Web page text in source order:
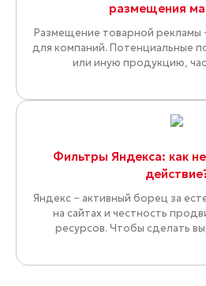
размещения
Размещение товарной рекламы
для компаний. Потенциальные
или иную продукцию,
Фильтры Яндекса: как
Яндекс − активный борец за
на сайтах и честность
ресурсов. Чтобы сделать